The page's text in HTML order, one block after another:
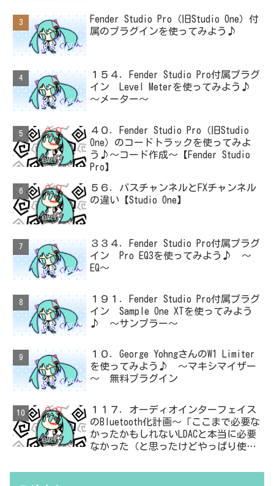
Fender Studio Pro（旧Studio One）付
属のプラグインを使ってみよう♪
１５４．Fender Studio Pro付属プラグ
イン Level Meterを使ってみよう♪
～メーター～
４０．Fender Studio Pro（旧Studio
One）のコードトラックを使ってみよ
う♪～コード作成～【Fender Studio
Pro】
５６．バスチャンネルとFXチャンネル
の違い【Studio One】
３３４．Fender Studio Pro付属プラグ
イン Pro EQ3を使ってみよう♪ ～
EQ～
１９１．Fender Studio Pro付属プラグ
イン Sample One XTを使ってみよう
♪ ～サンプラー～
１０．George YohngさんのW1 Limiter
を使ってみよう♪ ～マキシマイザー
～ 無料プラグイン
１１７．オーディオインターフェイス
のBluetooth化計画～「ここまで必要な
かったかもしれないLDACと本当に必要
なかった（と思ったけどやっぱり使っ
無駄を重ねた結論はシンプルだった